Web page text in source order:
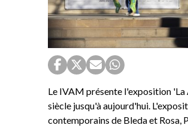
Le IVAM présente l'exposition 'La
siècle jusqu'à aujourd'hui.
contemporains de Bleda et Rosa,